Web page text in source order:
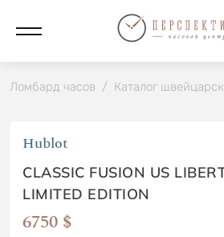
Ломбард часов / Каталог
Hublot
CLASSIC FUSION US
LIMITED EDITION
6750 $